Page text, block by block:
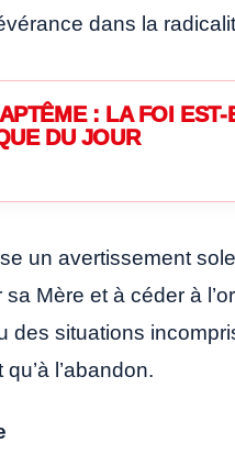
dans la
: LA FOI
DU JOUR
un avertissement
Mère et à céder à
des situations
l’abandon.